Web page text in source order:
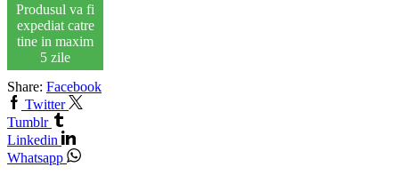
Produsul va fi
expediat catre
tine in maxim
5 zile
Share: Facebook
Twitter
Tumblr
Linkedin
Whatsapp